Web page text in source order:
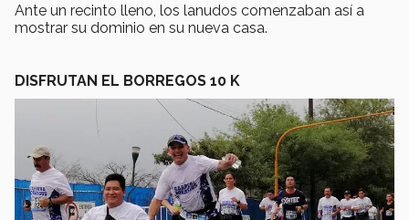
Ante un recinto lleno, los lanudos comenzaban así a
mostrar su dominio en su nueva casa.
DISFRUTAN EL BORREGOS 10 K